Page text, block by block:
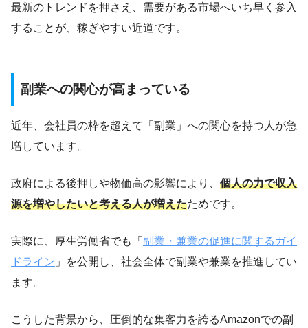
最新のトレンドを押さえ、需要がある市場へいち早く参入
することが、稼ぎやすい近道です。
副業への関心が高まっている
近年、会社員の枠を超えて「副業」への関心を持つ人が急
増しています。
政府による後押しや物価高の影響により、 個人の力で収入
源を増やしたいと考える人が増えたためです。
実際に、厚生労働省でも「 副業・兼業の促進に関するガイ
ドライン 」を公開し、社会全体で副業や兼業を推進してい
ます。
こうした背景から、圧倒的な集客力を誇るAmazonでの副